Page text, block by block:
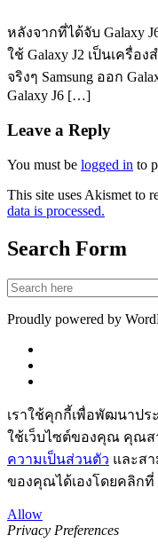
หลังจากที่ได้จับ Galaxy
ใช้ Galaxy J2 เป็นเครื่อ
จริงๆ Samsung ออก
Galaxy J6 […]
Leave a Reply
You must be logged in to
This site uses Akismet to
data is processed.
Search Form
Proudly powered by
เราใช้คุกกี้เพื่อพัฒนาป
ใช้เว็บไซต์ของคุณ คุณส
ความเป็นส่วนตัว และส
ของคุณได้เองโดยคลิกที่
Allow
Privacy Preferences